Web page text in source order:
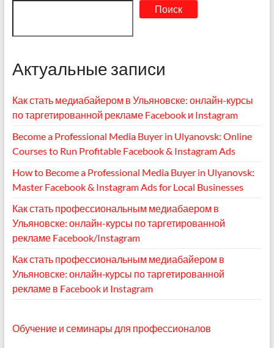
Поиск
Актуальные записи
Как стать медиабайером в Ульяновске: онлайн-курсы
по таргетированной рекламе Facebook и Instagram
Become a Professional Media Buyer in Ulyanovsk: Online
Courses to Run Profitable Facebook & Instagram Ads
How to Become a Professional Media Buyer in Ulyanovsk:
Master Facebook & Instagram Ads for Local Businesses
Как стать профессиональным медиабаером в
Ульяновске: онлайн-курсы по таргетированной
рекламе Facebook/Instagram
Как стать профессиональным медиабайером в
Ульяновске: онлайн‑курсы по таргетированной
рекламе в Facebook и Instagram
Обучение и семинары для профессионалов